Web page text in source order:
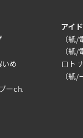
め
ーch.
アイ
（紙
（紙
ロト
（紙